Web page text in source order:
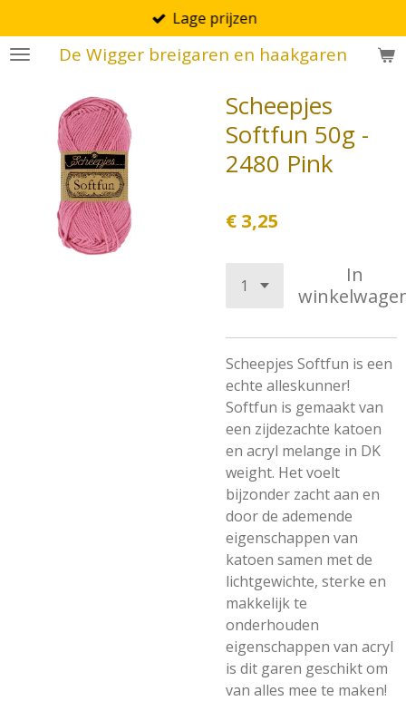
direct
naar
hoofdinhoud
De Wigger breigaren en haakgaren
Lage prijzen
Scheepjes
Softfun 50g -
2480 Pink
€ 3,25
In
Scheepjes Softfun is een
echte alleskunner!
Softfun is gemaakt van
een zijdezachte katoen
en acryl melange in DK
weight. Het voelt
bijzonder zacht aan en
door de ademende
eigenschappen van
katoen samen met de
lichtgewichte, sterke en
makkelijk te
onderhouden
eigenschappen van acryl
is dit garen geschikt om
van alles mee te maken!